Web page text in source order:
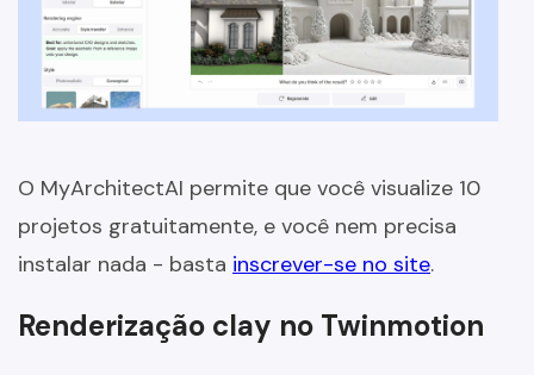
O MyArchitectAI permite que você visualize 10
projetos gratuitamente, e você nem precisa
instalar nada - basta inscrever-se no site.
Renderização clay no Twinmotion